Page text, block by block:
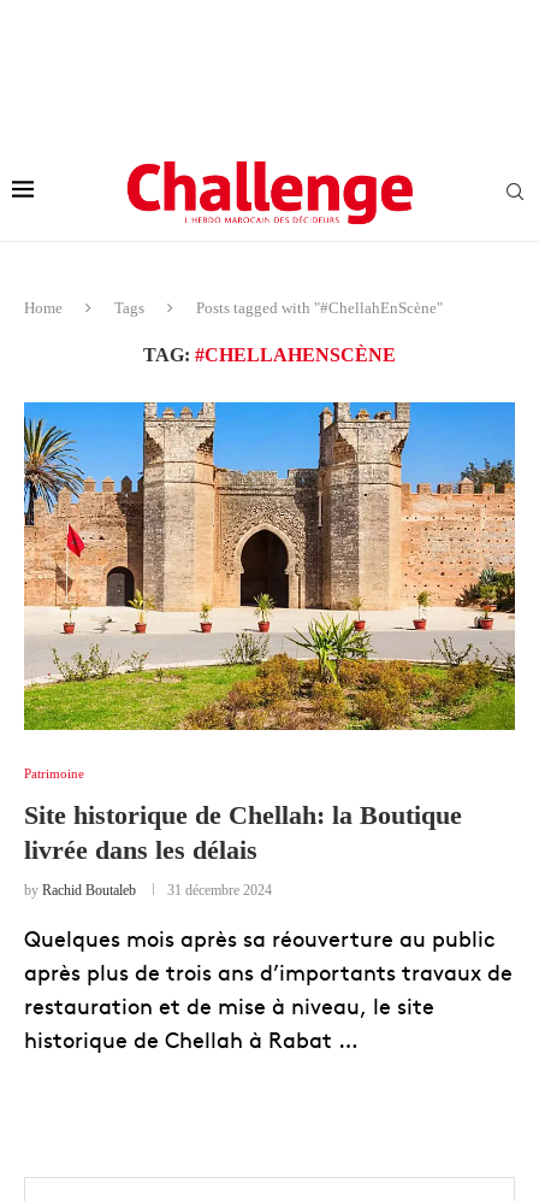
Home Tags Posts tagged with "#ChellahEnScène"
TAG: #CHELLAHENSCÈNE
Patrimoine
Site historique de Chellah: la Boutique
livrée dans les délais
by Rachid Boutaleb 31 décembre 2024
Quelques mois après sa réouverture au public
après plus de trois ans d’importants travaux de
restauration et de mise à niveau, le site
historique de Chellah à Rabat …